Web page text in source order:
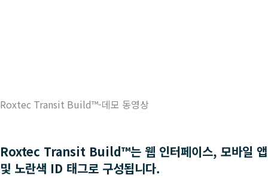
Roxtec Transit Build™-데모 동영상
Roxtec Transit Build™는 웹 인터페이스, 모바일 앱
및 노란색 ID 태그로 구성됩니다.